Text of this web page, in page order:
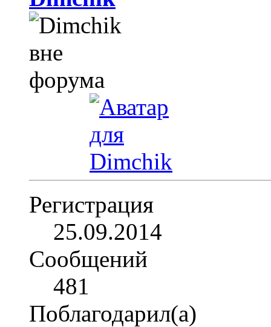
Регистрация
25.09.2014
Сообщений
481
Поблагодарил(а)